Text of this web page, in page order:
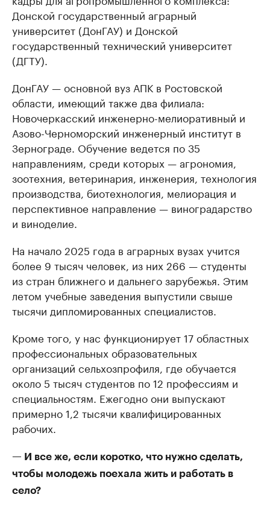
Донской государственный аграрный
университет (ДонГАУ) и Донской
государственный технический университет
(ДГТУ).
ДонГАУ — основной вуз АПК в Ростовской
области, имеющий также два филиала:
Новочеркасский инженерно-мелиоративный и
Азово-Черноморский инженерный институт в
Зернограде. Обучение ведется по 35
направлениям, среди которых — агрономия,
зоотехния, ветеринария, инженерия, технология
производства, биотехнология, мелиорация и
перспективное направление — виноградарство
и виноделие.
На начало 2025 года в аграрных вузах учится
более 9 тысяч человек, из них 266 — студенты
из стран ближнего и дальнего зарубежья. Этим
летом учебные заведения выпустили свыше
тысячи дипломированных специалистов.
Кроме того, у нас функционирует 17 областных
профессиональных образовательных
организаций сельхозпрофиля, где обучается
около 5 тысяч студентов по 12 профессиям и
специальностям. Ежегодно они выпускают
примерно 1,2 тысячи квалифицированных
рабочих.
— И все же, если коротко, что нужно сделать,
чтобы молодежь поехала жить и работать в
село?